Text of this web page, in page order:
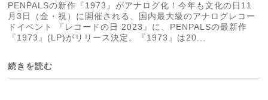
PENPALSの新作『1973』がアナログ化！今年も文化の日11
月3日（金・祝）に開催される、国内最大級のアナログレコー
ドイベント 『レコードの日 2023』に、PENPALSの最新作
『1973』(LP)がリリース決定。『1973』は20...
続きを読む